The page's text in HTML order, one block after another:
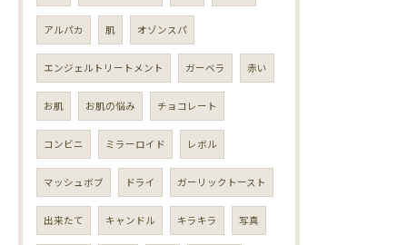
アルパカ 肌 オゾンスパ
エンジェルトリートメント ガーベラ 赤い
お肌 お肌の悩み チョコレート
コンビニ ミラーロイド レボル
マッシュボブ ドライ ガーリックトースト
出来たて キャンドル キラキラ 写真